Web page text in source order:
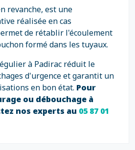
revanche, est une
réalisée en cas
de rétablir l'écoulement
formé dans les tuyaux.
à Padirac réduit le
d'urgence et garantit un
en bon état. Pour
ou débouchage à
nos experts au 05 87 01